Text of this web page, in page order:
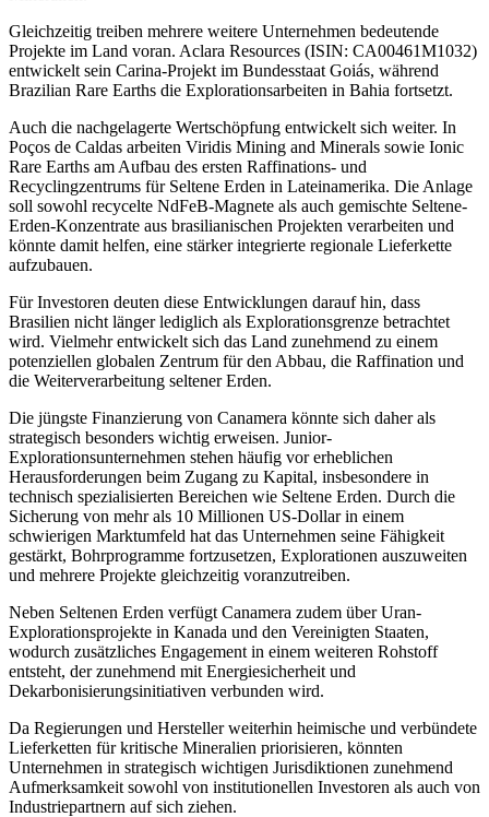
Gleichzeitig treiben mehrere weitere Unternehmen bedeutende
Projekte im Land voran. Aclara Resources (ISIN: CA00461M1032)
entwickelt sein Carina-Projekt im Bundesstaat Goiás, während
Brazilian Rare Earths die Explorationsarbeiten in Bahia fortsetzt.
Auch die nachgelagerte Wertschöpfung entwickelt sich weiter. In
Poços de Caldas arbeiten Viridis Mining and Minerals sowie Ionic
Rare Earths am Aufbau des ersten Raffinations- und
Recyclingzentrums für Seltene Erden in Lateinamerika. Die Anlage
soll sowohl recycelte NdFeB-Magnete als auch gemischte Seltene-
Erden-Konzentrate aus brasilianischen Projekten verarbeiten und
könnte damit helfen, eine stärker integrierte regionale Lieferkette
aufzubauen.
Für Investoren deuten diese Entwicklungen darauf hin, dass
Brasilien nicht länger lediglich als Explorationsgrenze betrachtet
wird. Vielmehr entwickelt sich das Land zunehmend zu einem
potenziellen globalen Zentrum für den Abbau, die Raffination und
die Weiterverarbeitung seltener Erden.
Die jüngste Finanzierung von Canamera könnte sich daher als
strategisch besonders wichtig erweisen. Junior-
Explorationsunternehmen stehen häufig vor erheblichen
Herausforderungen beim Zugang zu Kapital, insbesondere in
technisch spezialisierten Bereichen wie Seltene Erden. Durch die
Sicherung von mehr als 10 Millionen US-Dollar in einem
schwierigen Marktumfeld hat das Unternehmen seine Fähigkeit
gestärkt, Bohrprogramme fortzusetzen, Explorationen auszuweiten
und mehrere Projekte gleichzeitig voranzutreiben.
Neben Seltenen Erden verfügt Canamera zudem über Uran-
Explorationsprojekte in Kanada und den Vereinigten Staaten,
wodurch zusätzliches Engagement in einem weiteren Rohstoff
entsteht, der zunehmend mit Energiesicherheit und
Dekarbonisierungsinitiativen verbunden wird.
Da Regierungen und Hersteller weiterhin heimische und verbündete
Lieferketten für kritische Mineralien priorisieren, könnten
Unternehmen in strategisch wichtigen Jurisdiktionen zunehmend
Aufmerksamkeit sowohl von institutionellen Investoren als auch von
Industriepartnern auf sich ziehen.